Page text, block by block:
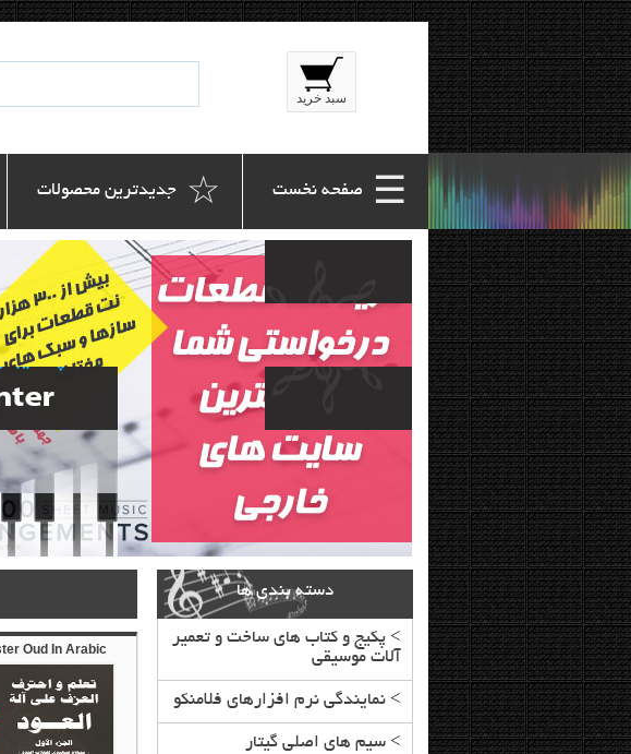
سبد خرید
☰ صفحه نخست ☆ جدیدترین محصولات
دسته بندی ها
>پکیج و کتاب های ساخت و تعمیر
آلات موسیقی
>نمایندگی نرم افزارهای فلامنکو
>سیم های اصلی گیتار
Oud In Arabic